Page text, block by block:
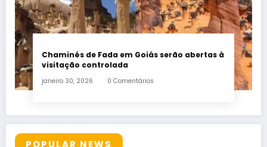
Chaminés de Fada em Goiás serão abertas à
visitação controlada
janeiro 30, 2026 0 Comentários
POPULAR NEWS